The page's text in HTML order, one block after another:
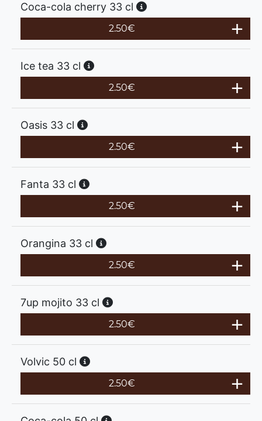
Coca-cola cherry 33 cl
2.50€
Ice tea 33 cl
2.50€
Oasis 33 cl
2.50€
Fanta 33 cl
2.50€
Orangina 33 cl
2.50€
7up mojito 33 cl
2.50€
Volvic 50 cl
2.50€